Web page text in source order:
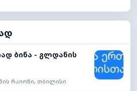
ბინა - გლდანის
რაიონი, თბილისი